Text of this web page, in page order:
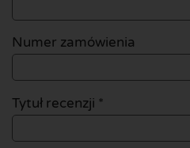
Numer zamówienia
Tytuł recenzji *